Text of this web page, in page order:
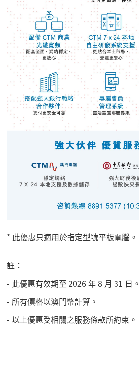
* 此優惠只適用於指定型號平板電腦。
註：
- 此優惠有效期至 2026 年 8 月 31 日。
- 所有價格以澳門幣計算。
- 以上優惠受相關之服務條款所約束。